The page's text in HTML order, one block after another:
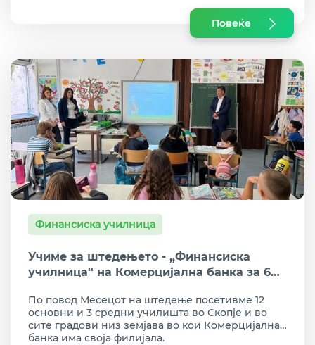
Повеќе
Финансиска училница
Учиме за штедењето - „Финансиска
училница“ на Комерцијална банка за 640
По повод Месецот на штедење посетивме 12
основни и 3 средни училишта во Скопје и во
сите градови низ земјава во кои Комерцијална
банка има своја филијала.